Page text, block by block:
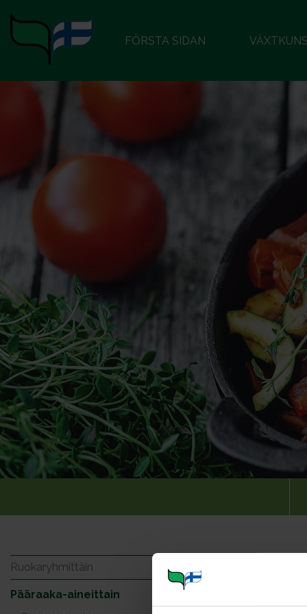
FÖRSTA SIDAN
Ruokaryhmittäin
Pääraaka-aineittain
Portioner